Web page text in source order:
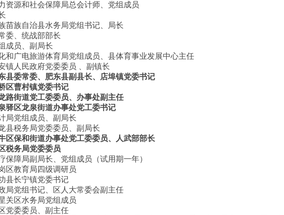
资源和社会保障局总会计师、党组成员
苗族自治县水务局党组书记、局长
委、统战部部长
成员、副局长
和广电旅游体育局党组成员、县体育事业发展中心主任
镇人民政府党委委员 、副镇长
县委常委、肥东县副县长、店埠镇党委书记
区曹村镇党委书记
路街道党工委委员、办事处副主任
驿区龙泉街道办事处党工委书记
局党组成员、副局长
县税务局党委委员、副局长
区保和街道办事处党工委委员、人武部部长
税务局党委委员
保障局副局长、党组成员（试用期一年）
区教育局四级调研员
县长宁镇党委书记
局党组书记、区人大常委会副主任
关区水务局党组成员
党委委员、副主任